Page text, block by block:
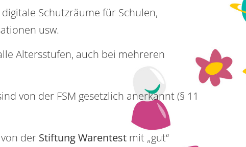
Schutzräume für Schulen,
usw.
Altersstufen, auch bei mehreren
von der FSM gesetzlich anerkannt (§ 11
der Stiftung Warentestmit „gut“